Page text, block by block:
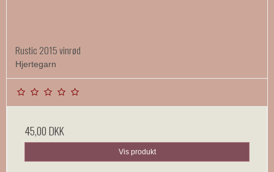
Rustic 2015 vinrød
Hjertegarn
45,00 DKK
Vis produkt